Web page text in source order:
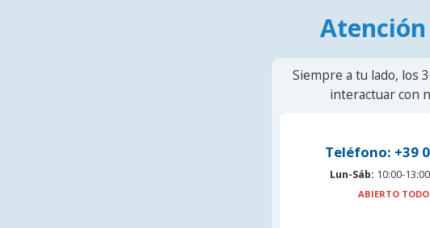
Siempre a tu lado, los
interactuar con
Teléfono: +39
Lun-Sáb: 10:00-
ABIERTO